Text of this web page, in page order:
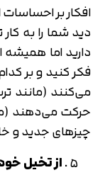
افکار بر
دید شما را به
دارید اما همیشه
فکر کنید و بر
می‌­کنند (مانند
حرکت می­‌دهند
چیزهای جدید و
از تخیل